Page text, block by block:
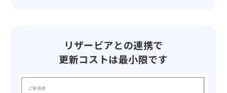
リザービアとの連携で
更新コストは最小限です